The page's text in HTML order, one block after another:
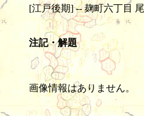
[江戸後期] -- 麹町六丁目
注記・解題
画像情報はありません。